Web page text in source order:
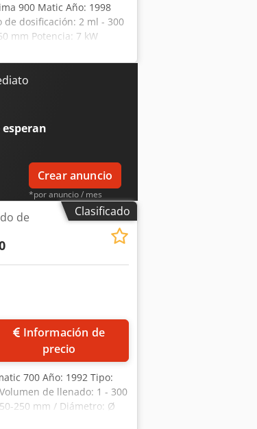
900 Matic Año: 1998
dosificación: 2 ml - 300
mm Potencia: 7 kW
esperan
Crear anuncio
*por anuncio / mes
Clasificado
de
precio
700 Año: 1992 Tipo:
de llenado: 1 - 300
250 mm / Diámetro: Ø
de tubos con